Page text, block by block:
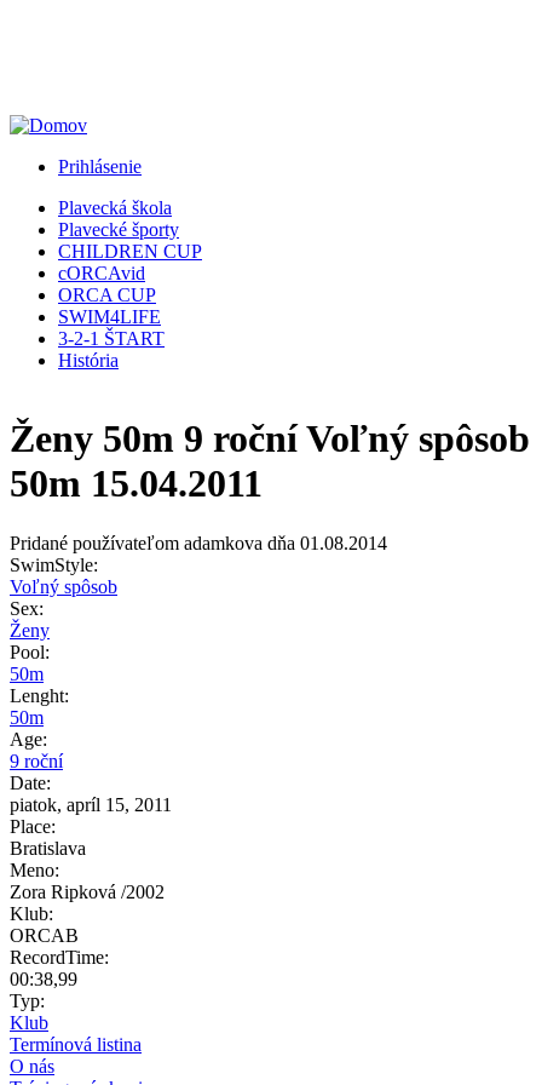
Prihlásenie
Plavecká škola
Plavecké športy
CHILDREN CUP
cORCAvid
ORCA CUP
SWIM4LIFE
3-2-1 ŠTART
História
Ženy 50m 9 roční Voľný spôsob
50m 15.04.2011
Pridané používateľom adamkova dňa 01.08.2014
SwimStyle:
Voľný spôsob
Sex:
Ženy
Pool:
50m
Lenght:
50m
Age:
9 roční
Date:
piatok, apríl 15, 2011
Place:
Bratislava
Meno:
Zora Ripková /2002
Klub:
ORCAB
RecordTime:
00:38,99
Typ:
Klub
Termínová listina
O nás